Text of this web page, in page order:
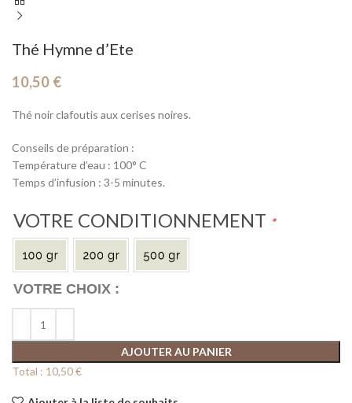
Thé Hymne d’Ete
10,50 €
Thé noir clafoutis aux cerises noires.
Conseils de préparation :
Température d’eau : 100° C
Temps d’infusion : 3-5 minutes.
VOTRE CONDITIONNEMENT *
AJOUTER AU PANIER
Total : 10,50 €